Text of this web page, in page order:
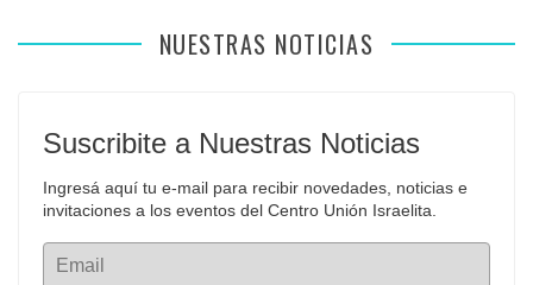
NUESTRAS NOTICIAS
Suscribite a Nuestras Noticias
Ingresá aquí tu e-mail para recibir novedades, noticias e
invitaciones a los eventos del Centro Unión Israelita.
Email